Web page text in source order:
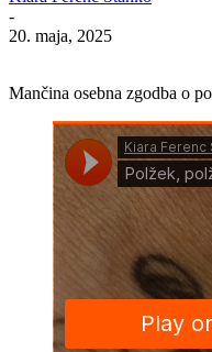
-
20. maja, 2025
Mančina osebna zgodba o